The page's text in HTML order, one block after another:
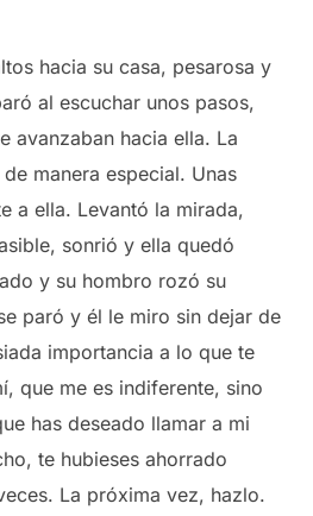
hacia su casa, pesarosa y
al escuchar unos pasos,
avanzaban hacia ella. La
manera especial. Unas
a ella. Levantó la mirada,
sonrió y ella quedó
y su hombro rozó su
paró y él le miro sin dejar de
importancia a lo que te
que me es indiferente, sino
has deseado llamar a mi
te hubieses ahorrado
La próxima vez, hazlo.